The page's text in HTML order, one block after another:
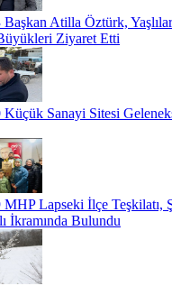
Başkan Atilla Öztürk,
Ziyaret Etti
Küçük Sanayi Sitesi
MHP Lapseki İlçe Teşkilatı,
İkramında Bulundu